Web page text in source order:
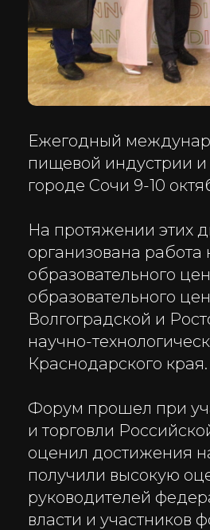
Ежегодный
пищевой индустрии и
городе Сочи 9-10
На протяжении этих
организована работа
образовательного
образовательного
Волгоградской и
научно-
Краснодарского края.
Форум прошел при
и торговли
оценил достижения
получили высокую
руководителей
власти и участников